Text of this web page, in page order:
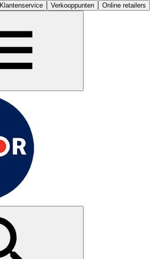
Klantenservice Verkooppunten Online retailers